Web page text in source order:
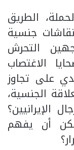
الطريق
جنسية
التحرش
الاغتصاب
على تجاوز
الجنسية،
الإيرانيين؟
أن يفهم